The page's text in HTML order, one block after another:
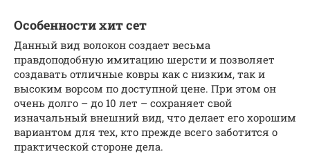
Особенности хит сет
Данный вид волокон создает весьма
правдоподобную имитацию шерсти и позволяет
создавать отличные ковры как с низким, так и
высоким ворсом по доступной цене. При этом он
очень долго – до 10 лет – сохраняет свой
изначальный внешний вид, что делает его хорошим
вариантом для тех, кто прежде всего заботится о
практической стороне дела.